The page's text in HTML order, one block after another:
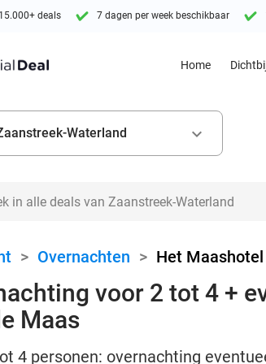
deals 7 dagen per week beschikbaar
Home
Waterland keyboard_arrow_down
> Overnachten > Het Maashotel
voor 2 tot 4 +
Maas
4 personen: overnachting